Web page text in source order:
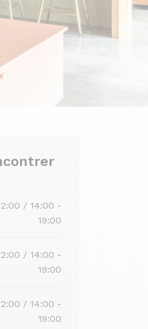
/ 14:00 -
19:00
/ 14:00 -
19:00
/ 14:00 -
19:00